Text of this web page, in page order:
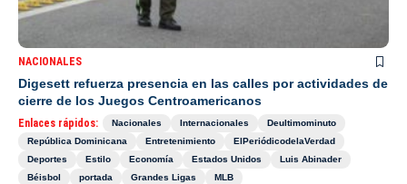
NACIONALES
Digesett refuerza presencia en las calles por actividades de
cierre de los Juegos Centroamericanos
Enlaces rápidos: Nacionales Internacionales
Deultimominuto
República Dominicana
Entretenimiento
ElPeriódicodelaVerdad
Deportes
Estilo Economía Estados Unidos
Luis Abinader
Béisbol
portada Grandes Ligas MLB